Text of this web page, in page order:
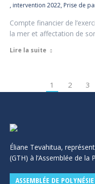
, intervention 2022, Prise de
Compte financier de
la mer et affectation de
Lire la suite
1 2 3
Éliane Tevahitua,
(GTH) à l’Assemblée de la
ASSEMBLÉE DE POLYNÉSIE